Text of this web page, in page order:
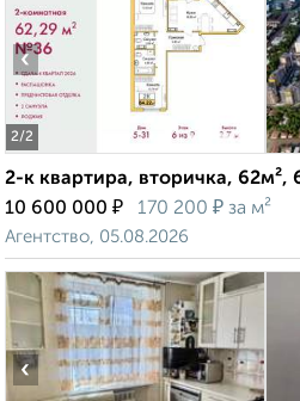
2/2
‹
2-к квартира, вторичка, 62м²,
10 600 000 ₽ 170 200 ₽ за м²
Агентство, 05.08.2026
‹